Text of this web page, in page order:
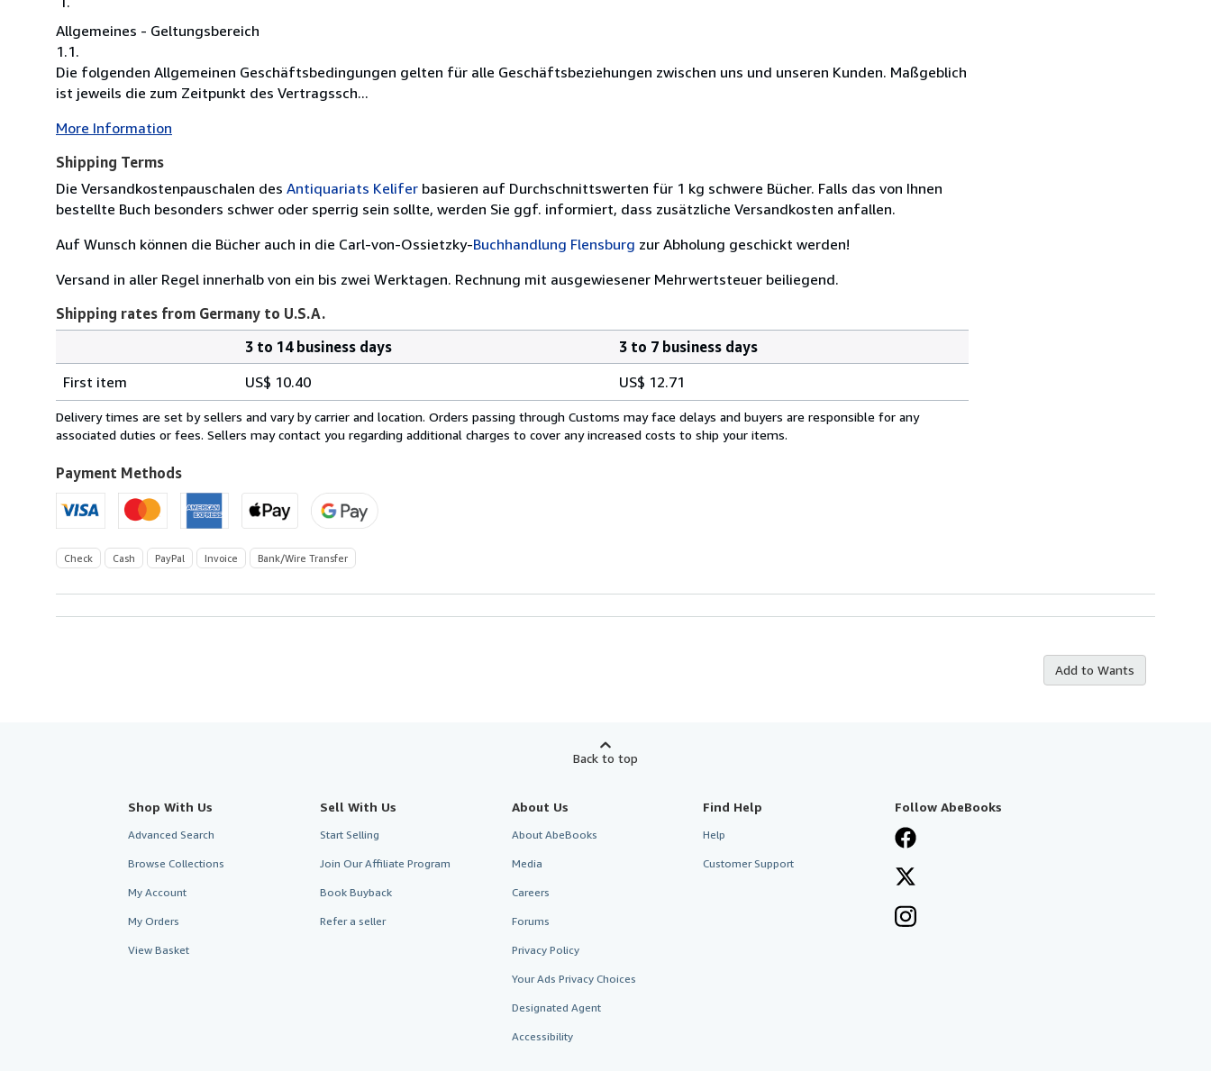
Allgemeines - Geltungsbereich
1.1.
Die folgenden Allgemeinen Geschäftsbedingungen gelten für alle Geschäftsbeziehungen zwischen uns und unseren Kunden. Maßgeblich
ist jeweils die zum Zeitpunkt des Vertragssch...
More Information
Shipping Terms
Die Versandkostenpauschalen des Antiquariats Kelifer basieren auf Durchschnittswerten für 1 kg schwere Bücher. Falls das von Ihnen
bestellte Buch besonders schwer oder sperrig sein sollte, werden Sie ggf. informiert, dass zusätzliche Versandkosten anfallen.
Auf Wunsch können die Bücher auch in die Carl-von-Ossietzky-Buchhandlung Flensburg zur Abholung geschickt werden!
Versand in aller Regel innerhalb von ein bis zwei Werktagen. Rechnung mit ausgewiesener Mehrwertsteuer beiliegend.
Shipping rates from Germany to U.S.A.
rates
from
Germany
U.S.A.
3 to 14 business days
3 to 7 business days
First item
US$ 10.40 US$ 12.71
Delivery times are set by sellers and vary by carrier and location. Orders passing through Customs may face delays and buyers are responsible for any
associated duties or fees. Sellers may contact you regarding additional charges to cover any increased costs to ship your items.
Payment Methods
Check Cash PayPal Invoice Bank/Wire Transfer
Add to Wants
Back to top
Shop With Us
Advanced Search
Browse Collections
My Account
My Orders
View Basket
Sell With Us
Start Selling
Join Our Affiliate Program
Book Buyback
Refer a seller
About Us
About AbeBooks
Media
Careers
Forums
Privacy Policy
Your Ads Privacy Choices
Designated Agent
Accessibility
Find Help
Help
Customer Support
Follow AbeBooks